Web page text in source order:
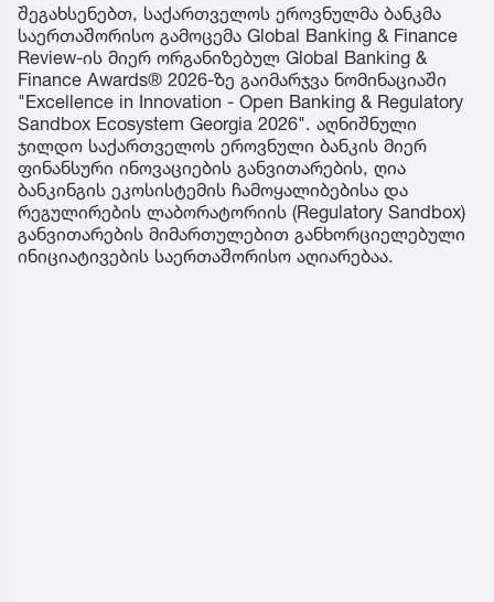
შეგახსენებთ, საქართველოს ეროვნულმა ბანკმა
საერთაშორისო გამოცემა Global Banking & Finance
Review-ის მიერ ორგანიზებულ Global Banking &
Finance Awards® 2026-ზე გაიმარჯვა ნომინაციაში
"Excellence in Innovation - Open Banking & Regulatory
Sandbox Ecosystem Georgia 2026". აღნიშნული
ჯილდო საქართველოს ეროვნული ბანკის მიერ
ფინანსური ინოვაციების განვითარების, ღია
ბანკინგის ეკოსისტემის ჩამოყალიბებისა და
რეგულირების ლაბორატორიის (Regulatory Sandbox)
განვითარების მიმართულებით განხორციელებული
ინიციატივების საერთაშორისო აღიარებაა.